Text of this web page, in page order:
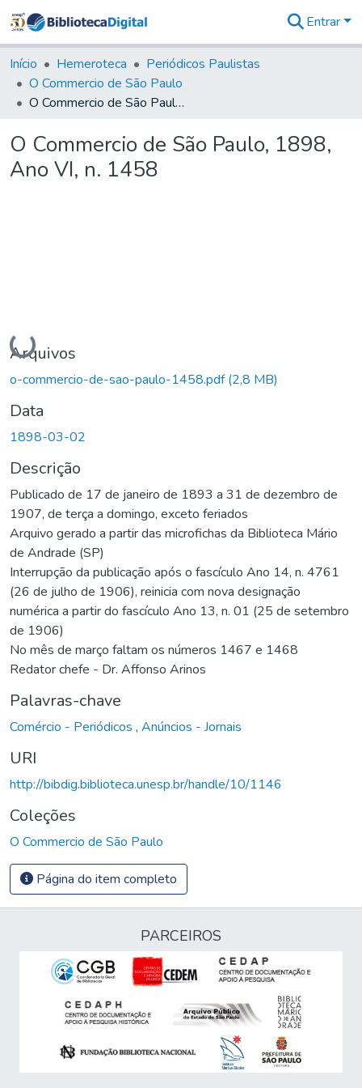
&
Coleções
Tudo na
Biblioteca
Estatísticas
Entrar
Início Hemeroteca
Periódicos Paulistas
O Commercio de São Paulo
O Commercio de São Paulo, 1898, Ano VI, n. 1458
O Commercio de São Paulo, 1898,
Ano VI, n. 1458
Carregando...
Arquivos
o-commercio-de-sao-paulo-1458.pdf(2,8 MB)
Data
1898-03-02
Descrição
Publicado de 17 de janeiro de 1893 a 31 de dezembro de
1907, de terça a domingo, exceto feriados
Arquivo gerado a partir das microfichas da Biblioteca Mário
de Andrade (SP)
Interrupção da publicação após o fascículo Ano 14, n. 4761
(26 de julho de 1906), reinicia com nova designação
numérica a partir do fascículo Ano 13, n. 01 (25 de setembro
de 1906)
No mês de março faltam os números 1467 e 1468
Redator chefe - Dr. Affonso Arinos
Palavras-chave
Comércio - Periódicos , Anúncios - Jornais
URI
http://bibdig.biblioteca.unesp.br/handle/10/1146
Coleções
O Commercio de São Paulo
Página do item completo
PARCEIROS